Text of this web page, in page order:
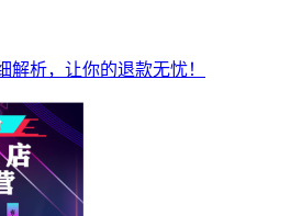
解析，让你的退款无忧！